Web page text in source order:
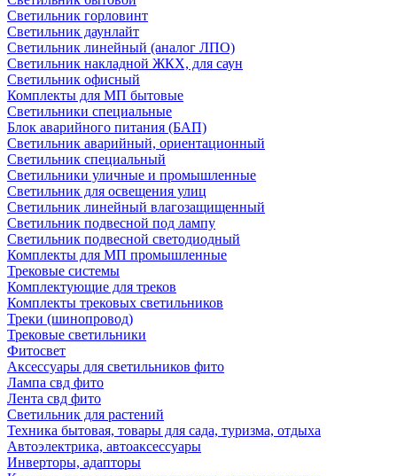
Светильник горловинт
Светильник даунлайт
Светильник линейный (аналог ЛПО)
Светильник накладной ЖКХ, для саун
Светильник офисный
Комплекты для МП бытовые
Светильники специальные
Блок аварийного питания (БАП)
Светильник аварийный, ориентационный
Светильник специальный
Светильники уличные и промышленные
Светильник для освещения улиц
Светильник линейный влагозащищенный
Светильник подвесной под лампу
Светильник подвесной светодиодный
Комплекты для МП промышленные
Трековые системы
Комплектующие для треков
Комплекты трековых светильников
Треки (шинопровод)
Трековые светильники
Фитосвет
Аксессуары для светильников фито
Лампа свд фито
Лента свд фито
Светильник для растений
Техника бытовая, товары для сада, туризма, отдыха
Автоэлектрика, автоаксессуары
Инверторы, адапторы